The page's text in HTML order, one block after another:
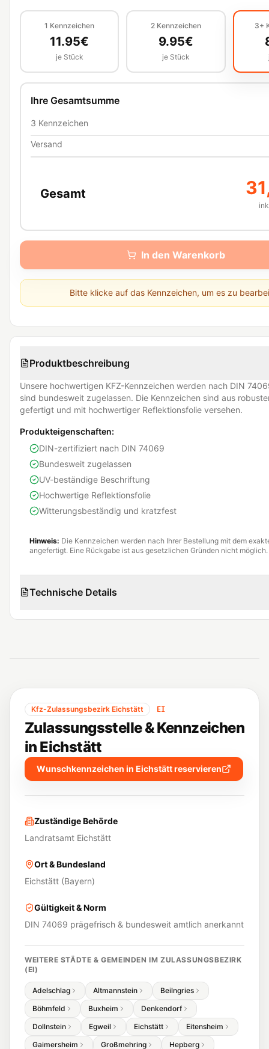
1 Kennzeichen
11.95€
je Stück
2 Kennzeichen
9.95€
je Stück
3+
Ihre Gesamtsumme
3 Kennzeichen
Versand
Gesamt
In den Warenkorb
Bitte klicke auf das Kennzeichen, um es zu
Produktbeschreibung
Unsere hochwertigen KFZ-Kennzeichen werden nach DIN
sind bundesweit zugelassen. Die Kennzeichen sind aus
gefertigt und mit hochwertiger Reflektionsfolie versehen.
Produkteigenschaften:
DIN-zertifiziert nach DIN 74069
Bundesweit zugelassen
UV-beständige Beschriftung
Hochwertige Reflektionsfolie
Witterungsbeständig und kratzfest
Hinweis: Die Kennzeichen werden nach Ihrer Bestellung mit dem
angefertigt. Eine Rückgabe ist aus gesetzlichen Gründen nicht möglich.
Technische Details
Kfz-Zulassungsbezirk Eichstätt EI
Zulassungsstelle & Kennzeichen
in Eichstätt
Wunschkennzeichen in Eichstättreservieren
Zuständige Behörde
Landratsamt Eichstätt
Ort & Bundesland
Eichstätt (Bayern)
Gültigkeit & Norm
DIN 74069 prägefrisch & bundesweit amtlich anerkannt
WEITERE STÄDTE & GEMEINDEN IM ZULASSUNGSBEZIRK
(EI)
Adelschlag Altmannstein
Beilngries
Böhmfeld
Buxheim
Denkendorf
Dollnstein
Egweil Eichstätt
Eitensheim
Gaimersheim
Großmehring Hepberg